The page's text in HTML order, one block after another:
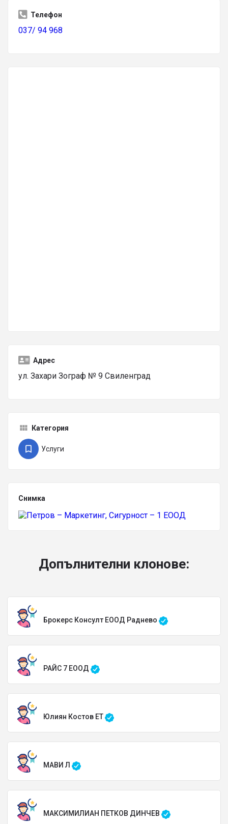
Телефон
037/ 94 968
Адрес
ул. Захари Зограф № 9 Свиленград
Категория
Услуги
Снимка
Допълнителни клонове:
Брокерс Консулт ЕООД Раднево
РАЙС 7 ЕООД
Юлиян Костов ЕТ
МАВИ Л
МАКСИМИЛИАН ПЕТКОВ ДИНЧЕВ